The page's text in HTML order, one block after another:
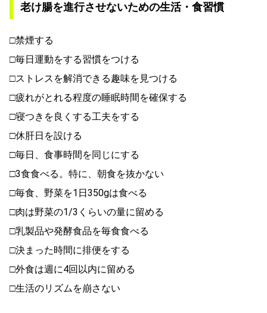
老け腸を進行させないための生活・食習慣
□禁煙する
□毎日運動をする習慣をつける
□ストレスを解消できる趣味を見つける
□疲れがとれる程度の睡眠時間を確保する
□寝つきを良くする工夫をする
□休肝日を設ける
□毎日、食事時間を同じにする
□3食食べる。特に、朝食を抜かない
□毎食、野菜を1日350gは食べる
□肉は野菜の1/3くらいの量に留める
□乳製品や発酵食品を毎食食べる
□決まった時間に排便をする
□外食は週に4回以内に留める
□生活のリズムを崩さない